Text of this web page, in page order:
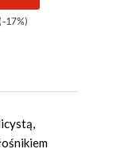
(-17%)